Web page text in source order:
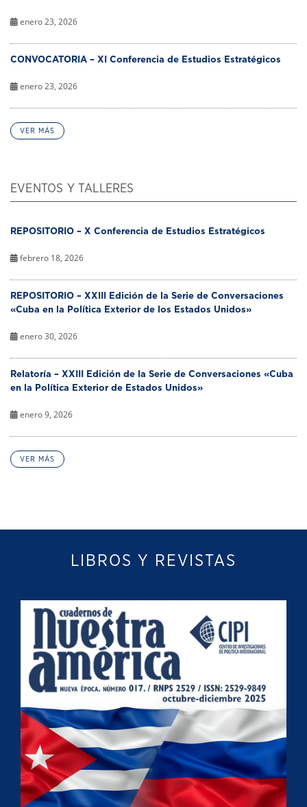
enero 23, 2026
CONVOCATORIA – XI Conferencia de Estudios Estratégicos
enero 23, 2026
VER MÁS
EVENTOS Y TALLERES
REPOSITORIO – X Conferencia de Estudios Estratégicos
febrero 18, 2026
REPOSITORIO – XXIII Edición de la Serie de Conversaciones
«Cuba en la Política Exterior de los Estados Unidos»
enero 30, 2026
Relatoría – XXIII Edición de la Serie de Conversaciones «Cuba
en la Política Exterior de Estados Unidos»
enero 9, 2026
VER MÁS
LIBROS Y REVISTAS